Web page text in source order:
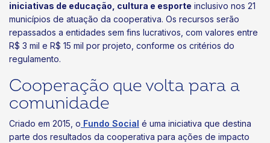
iniciativas de educação, cultura e esporte inclusivo nos 21
municípios de atuação da cooperativa. Os recursos serão
repassados a entidades sem fins lucrativos, com valores entre
R$ 3 mil e R$ 15 mil por projeto, conforme os critérios do
regulamento.
Cooperação que volta para a
comunidade
Criado em 2015, o Fundo Social é uma iniciativa que destina
parte dos resultados da cooperativa para ações de impacto